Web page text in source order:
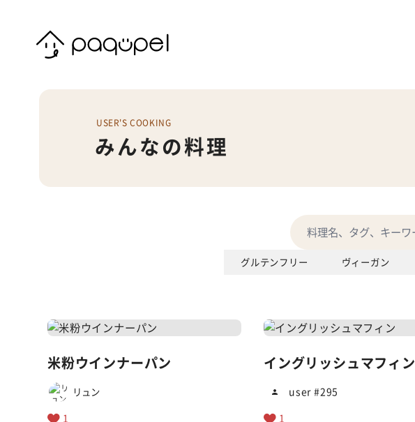
USER'S COOKING
みんなの料理
グルテンフリー ヴィーガン
米粉ウインナーパン
リュン
1
イングリッシュマフィン
user #295
1